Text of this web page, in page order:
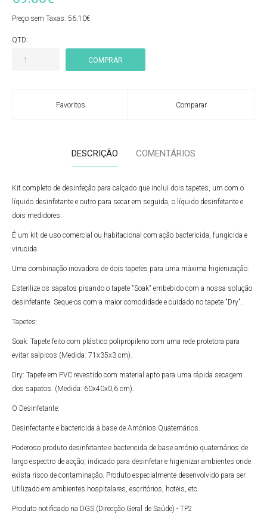
Preço sem Taxas: 56.10€
QTD:
Favoritos Comparar
DESCRIÇÃO COMENTÁRIOS
Kit completo de desinfeção para calçado que inclui dois tapetes, um com o
líquido desinfetante e outro para secar em seguida, o líquido desinfetante e
dois medidores.
É um kit de uso comercial ou habitacional com ação bactericida, fungicida e
virucida.
Uma combinação inovadora de dois tapetes para uma máxima higienização:
Esterilize os sapatos pisando o tapete "Soak" embebido com a nossa solução
desinfetante. Seque-os com a maior comodidade e cuidado no tapete "Dry".
Tapetes:
Soak: Tapete feito com plástico polipropileno com uma rede protetora para
evitar salpicos (Medida: 71x35x3 cm).
Dry: Tapete em PVC revestido com material apto para uma rápida secagem
dos sapatos. (Medida: 60x40x0,6 cm).
O Desinfetante:
Desinfectante e bactericida à base de Amónios Quaternários.
Poderoso produto desinfetante e bactericida de base amónio quaternários de
largo espectro de acção, indicado para desinfetar e higienizar ambientes onde
exista risco de contaminação. Produto especialmente desenvolvido para ser
Utilizado em ambientes hospitalares, escritórios, hotéis, etc.
Produto notificado na DGS (Direcção Geral de Saúde) - TP2